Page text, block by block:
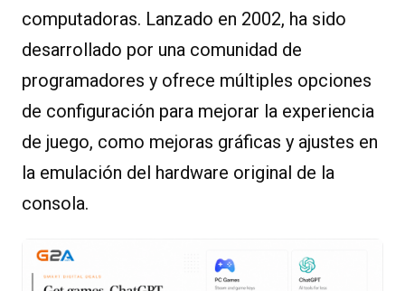
computadoras. Lanzado en 2002, ha sido
desarrollado por una comunidad de
programadores y ofrece múltiples opciones
de configuración para mejorar la experiencia
de juego, como mejoras gráficas y ajustes en
la emulación del hardware original de la
consola.